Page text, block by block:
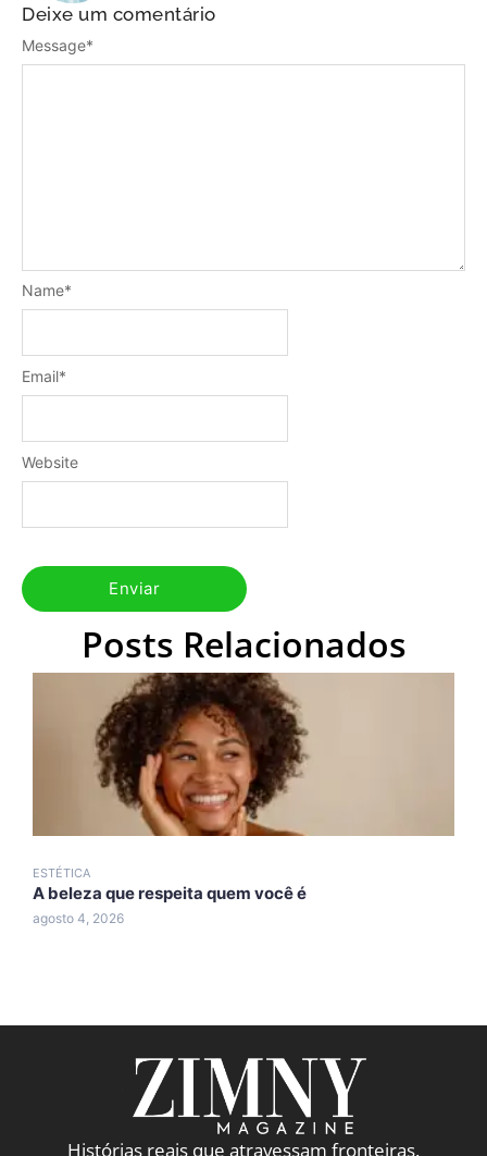
Deixe um comentário
Message*
Name*
Email*
Website
Posts Relacionados
ESTÉTICA
A beleza que respeita quem você é
agosto 4, 2026
Histórias reais que atravessam fronteiras.